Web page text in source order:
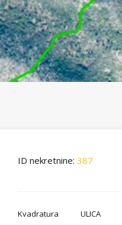
ID nekretnine: 387
Kvadratura ULICA